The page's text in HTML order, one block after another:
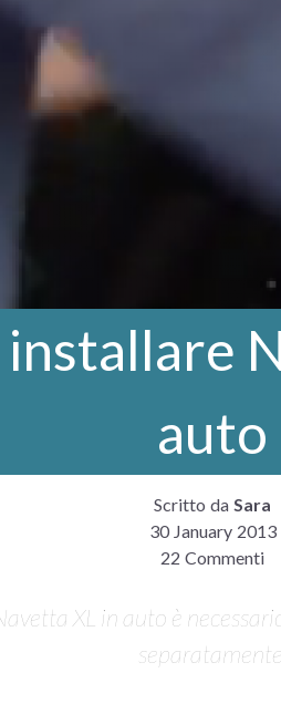
auto
Scritto da Sara
30 January 2013
22 Commenti
XL in auto è